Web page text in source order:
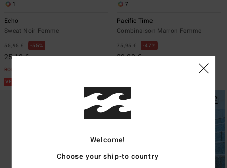
1
Echo
Sweat Noir Femme
55,95 € 55%
25,18 €
BONS PLANS
VENTE FLASH 25% EXTRA
7
Pacific Time
Combinaison Marron Femme
75,95 € 47%
39,88 €
Welcome!
Choose your ship-to country